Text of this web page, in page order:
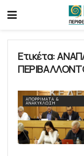
Ετικέτα:
ΑΠΟΡΡΊΜΑΤΑ &
ΑΝΑΚΎΚΛΩΣΗ